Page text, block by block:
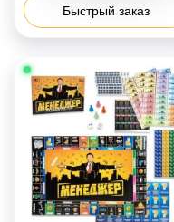
Быстрый заказ